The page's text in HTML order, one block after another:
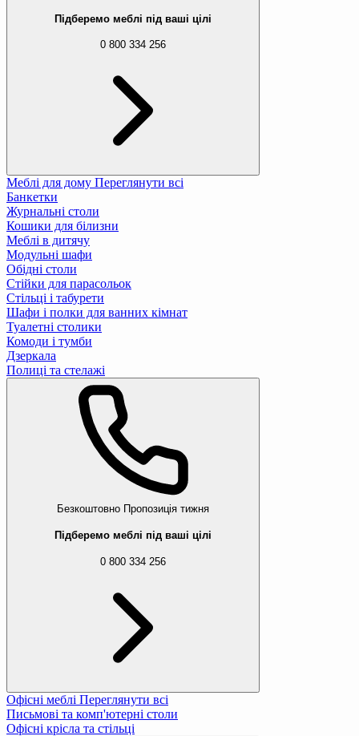
Підберемо меблі під ваші цілі
0 800 334 256
Меблі для дому Переглянути всі
Банкетки
Журнальні столи
Кошики для білизни
Меблі в дитячу
Модульні шафи
Обідні столи
Стійки для парасольок
Стільці і табурети
Шафи і полки для ванних кімнат
Туалетні столики
Комоди і тумби
Дзеркала
Полиці та стелажі
Безкоштовно Пропозиція тижня
Підберемо меблі під ваші цілі
0 800 334 256
Офісні меблі Переглянути всі
Письмові та комп'ютерні столи
Офісні крісла та стільці